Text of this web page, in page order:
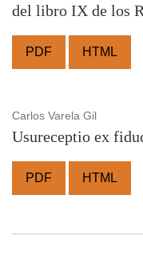
del libro IX de los
PDF HTML
Carlos Varela Gil
Usureceptio ex
PDF HTML